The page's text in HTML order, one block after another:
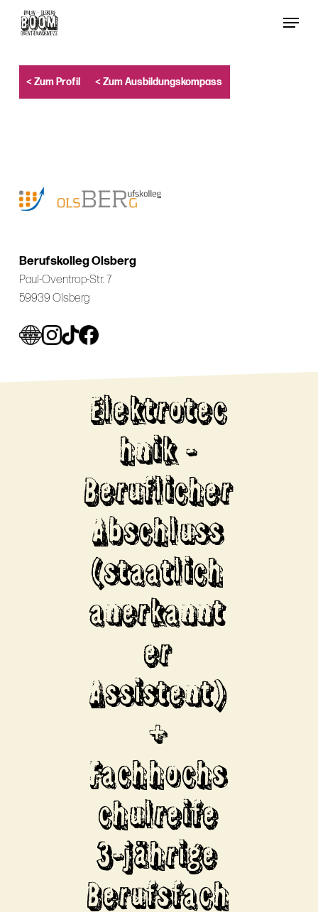
content
Menu
< Zum Profil < Zum Ausbildungskompass
Berufskolleg Olsberg
Paul-Oventrop-Str. 7
59939 Olsberg
Elektrotec
hnik -
Beruflicher
Abschluss
(staatlich
anerkannt
er
Assistent)
+
Fachhochs
chulreife
3-jährige
Berufsfach